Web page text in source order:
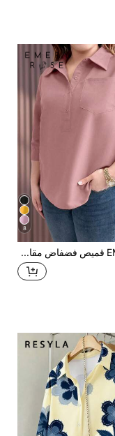
8
EMERY ROSE قميص فضفاض مقاس كبير للنساء, أكم قصيرة, أحادي اللون, صيفي